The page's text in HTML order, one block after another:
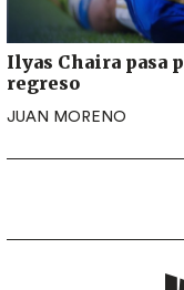
Ilyas Chaira pasa
regreso
JUAN MORENO